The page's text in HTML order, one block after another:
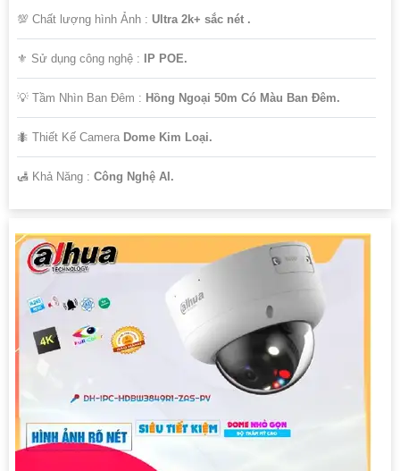
💯 Chất lượng hình Ảnh : Ultra 2k+ sắc nét .
⚜️ Sử dụng công nghệ : IP POE.
💡 Tầm Nhìn Ban Đêm : Hồng Ngoại 50m Có Màu Ban Đêm.
🐜 Thiết Kế Camera Dome Kim Loại.
️🛃 Khả Năng : Công Nghệ AI.